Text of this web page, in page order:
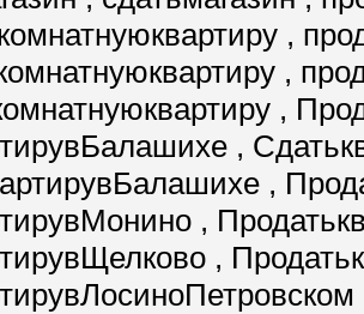
,
,
,
,
,
,
,